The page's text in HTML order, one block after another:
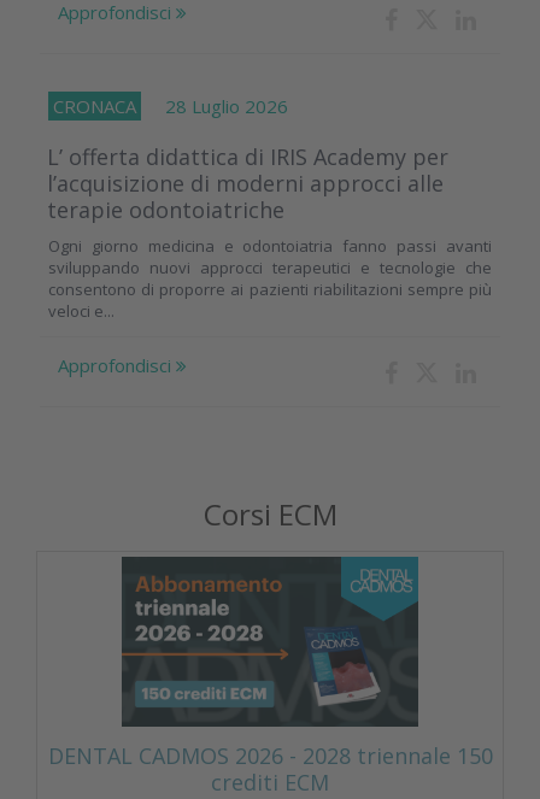
Approfondisci
CRONACA 28 Luglio 2026
L’ offerta didattica di IRIS Academy per
l’acquisizione di moderni approcci alle
terapie odontoiatriche
Ogni giorno medicina e odontoiatria fanno passi avanti
sviluppando nuovi approcci terapeutici e tecnologie che
consentono di proporre ai pazienti riabilitazioni sempre più
veloci e...
Approfondisci
Corsi ECM
DENTAL CADMOS 2026 - 2028 triennale 150
crediti ECM